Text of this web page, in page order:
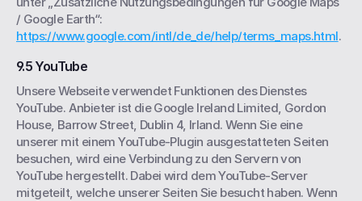
https://www.google.com/intl/de_de/help/terms_maps.html.
9.5 YouTube
Unsere Webseite verwendet Funktionen des Dienstes
YouTube. Anbieter ist die Google Ireland Limited, Gordon
House, Barrow Street, Dublin 4, Irland. Wenn Sie eine
unserer mit einem YouTube-Plugin ausgestatteten Seiten
besuchen, wird eine Verbindung zu den Servern von
YouTube hergestellt. Dabei wird dem YouTube-Server
mitgeteilt, welche unserer Seiten Sie besucht haben. Wenn